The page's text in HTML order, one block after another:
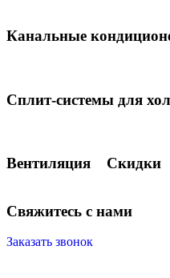
Канальные
Сплит-системы для
Вентиляция Скидки
Свяжитесь с нами
Заказать звонок